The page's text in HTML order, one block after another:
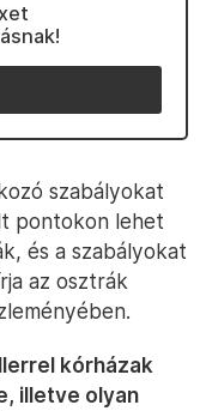
szabályokat
pontokon lehet
és a szabályokat
az osztrák
kórházak
illetve olyan